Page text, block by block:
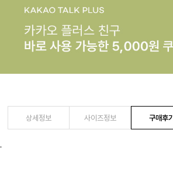
상세정보 사이즈정보 구매후기
.